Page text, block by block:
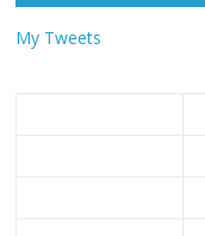
My Tweets